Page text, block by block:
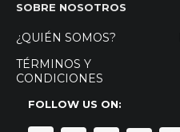
SOBRE NOSOTROS
¿QUIÉN SOMOS?
TÉRMINOS Y
CONDICIONES
FOLLOW US ON: